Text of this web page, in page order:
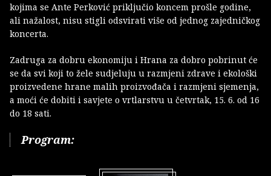
kojima se Ante Perković priključio koncem prošle godine,
ali nažalost, nisu stigli odsvirati više od jednog zajedničkog
koncerta.
Zadruga za dobru ekonomiju i Hrana za dobro pobrinut će
se da svi koji to žele sudjeluju u razmjeni zdrave i ekološki
proizvedene hrane malih proizvođača i razmjeni sjemenja,
a moći će dobiti i savjete o vrtlarstvu u četvrtak, 15. 6. od 16
do 18 sati.
Program: